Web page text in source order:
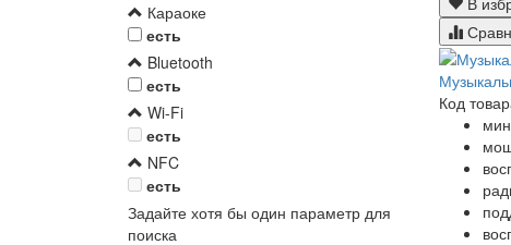
Караоке
есть
Bluetooth
есть
Wi-Fi
есть
NFC
есть
Задайте хотя бы один параметр для
поиска
Код